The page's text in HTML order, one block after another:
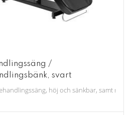
och övrig kroppsvård
/
svart
höj och sänkbar, samt